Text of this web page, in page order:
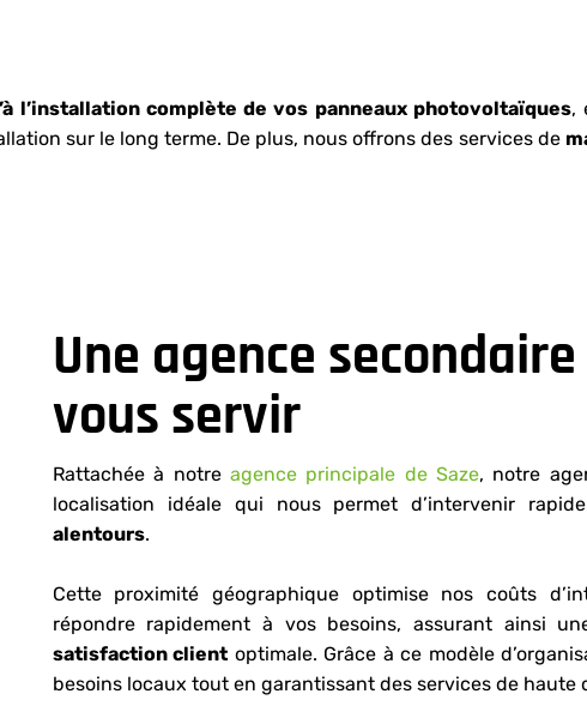
l’installation complète de vos panneaux photovoltaïques,
sur le long terme. De plus, nous offrons des services de
Une agence
vous servir
Rattachée à notre agence principale de Saze, notre
localisation idéale qui nous permet d’intervenir
alentours.
Cette proximité géographique optimise nos coûts
répondre rapidement à vos besoins, assurant ainsi
satisfaction client optimale. Grâce à ce modèle
besoins locaux tout en garantissant des services de haute